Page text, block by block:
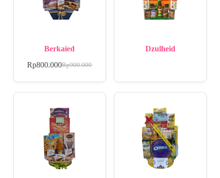
Berkaied
Rp900.000
Rp800.000
Dzulheid